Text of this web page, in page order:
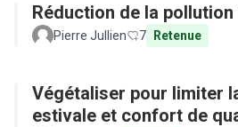
Réduction de la
Pierre Jullien 7 Retenue
Végétaliser pour limiter
estivale et confort de